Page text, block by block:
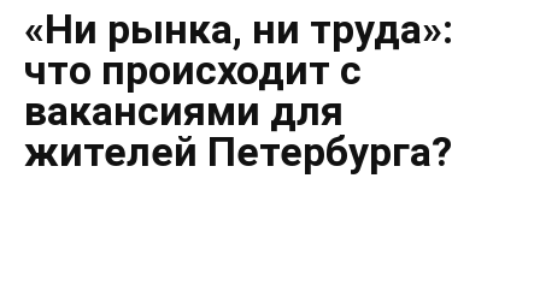
«Ни рынка, ни труда»:
что происходит с
вакансиями для
жителей Петербурга?